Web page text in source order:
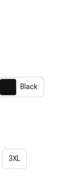
Black
3XL